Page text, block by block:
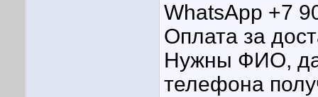
WhatsApp ‪+7
Оплата за
Нужны ФИО,
телефона